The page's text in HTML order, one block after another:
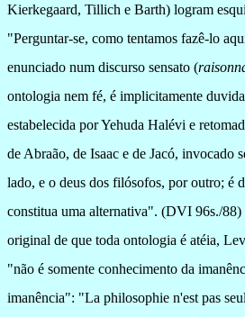
Kierkegaard, Tillich e Barth) logram
"Perguntar-se, como tentamos fazê-lo
enunciado num discurso sensato (
ontologia nem fé, é implicitamente
estabelecida por Yehuda Halévi e
de Abraão, de Isaac e de Jacó, invocado
lado, e o deus dos filósofos, por outro; é
constitua uma alternativa". (DVI 96s./88)
original de que toda ontologia é atéia,
"não é somente conhecimento da
imanência": "La philosophie n'est pas